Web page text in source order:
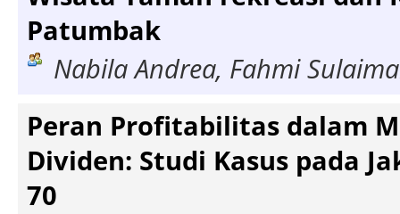
Patumbak
Nabila Andrea, Fahmi
Peran Profitabilitas dalam
Dividen: Studi Kasus pada
70